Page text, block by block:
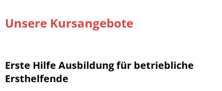
Unsere Kursangebote
Erste Hilfe Ausbildung für betriebliche
Ersthelfende